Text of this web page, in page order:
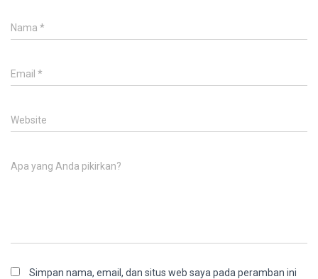
Nama *
Email *
Website
Apa yang Anda pikirkan?
Simpan nama, email, dan situs web saya pada peramban ini